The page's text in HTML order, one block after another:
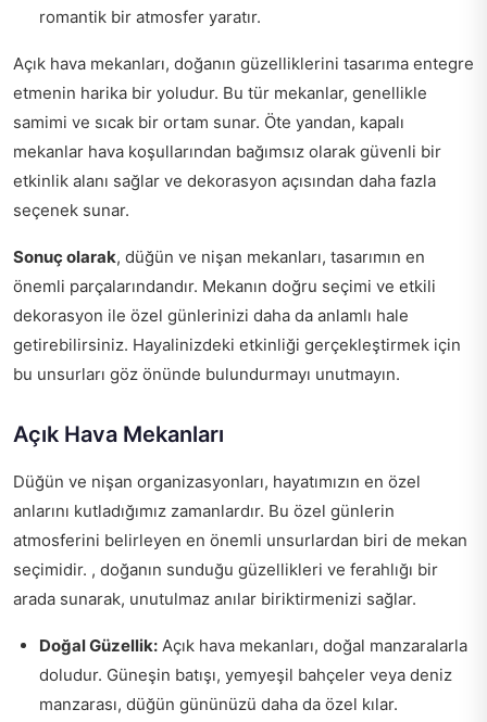
romantik bir atmosfer yaratır.
Açık hava mekanları, doğanın güzelliklerini tasarıma entegre
etmenin harika bir yoludur. Bu tür mekanlar, genellikle
samimi ve sıcak bir ortam sunar. Öte yandan, kapalı
mekanlar hava koşullarından bağımsız olarak güvenli bir
etkinlik alanı sağlar ve dekorasyon açısından daha fazla
seçenek sunar.
Sonuç olarak, düğün ve nişan mekanları, tasarımın en
önemli parçalarındandır. Mekanın doğru seçimi ve etkili
dekorasyon ile özel günlerinizi daha da anlamlı hale
getirebilirsiniz. Hayalinizdeki etkinliği gerçekleştirmek için
bu unsurları göz önünde bulundurmayı unutmayın.
Açık Hava Mekanları
Düğün ve nişan organizasyonları, hayatımızın en özel
anlarını kutladığımız zamanlardır. Bu özel günlerin
atmosferini belirleyen en önemli unsurlardan biri de mekan
seçimidir. , doğanın sunduğu güzellikleri ve ferahlığı bir
arada sunarak, unutulmaz anılar biriktirmenizi sağlar.
Doğal Güzellik: Açık hava mekanları, doğal manzaralarla
doludur. Güneşin batışı, yemyeşil bahçeler veya deniz
manzarası, düğün gününüzü daha da özel kılar.